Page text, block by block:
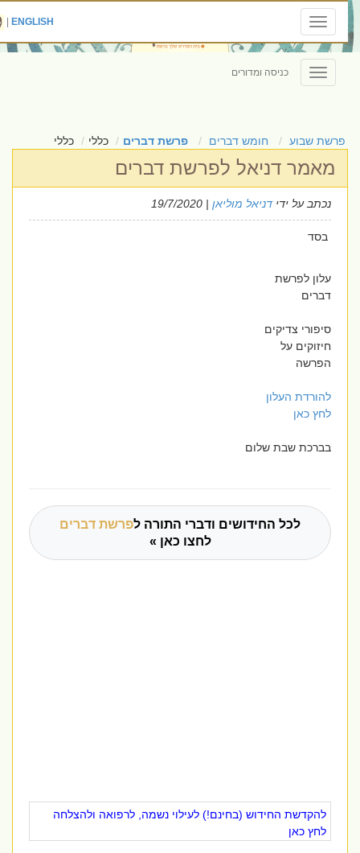
Toggle
navigation
ENGLISH
|
Toggle
navigation
כניסה ומדורים
פרשת שבוע חומש דברים פרשת דברים כללי כללי
מאמר דניאל לפרשת דברים
נכתב על ידידניאל מוליאן| 19/7/2020
בסד
עלון לפרשת
דברים
סיפורי צדיקים
חיזוקים על
הפרשה
להורדת העלון
לחץ כאן
בברכת שבת שלום
לכל החידושים ודברי התורה לפרשת דברים
לחצו כאן »
להקדשת החידוש (בחינם!) לעילוי נשמה, לרפואה ולהצלחה
לחץ כאן